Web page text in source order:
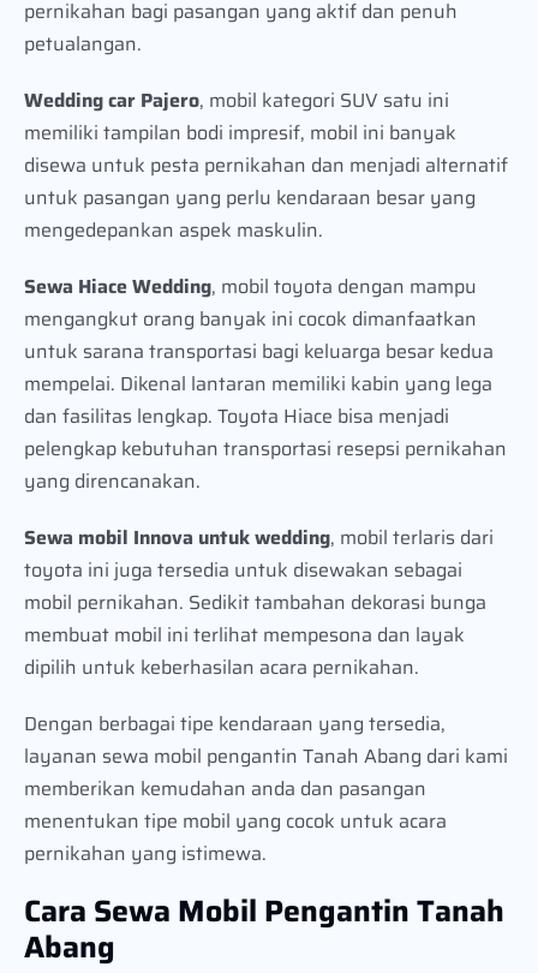
pernikahan bagi pasangan yang aktif dan penuh
petualangan.
Wedding car Pajero, mobil kategori SUV satu ini
memiliki tampilan bodi impresif, mobil ini banyak
disewa untuk pesta pernikahan dan menjadi alternatif
untuk pasangan yang perlu kendaraan besar yang
mengedepankan aspek maskulin.
Sewa Hiace Wedding, mobil toyota dengan mampu
mengangkut orang banyak ini cocok dimanfaatkan
untuk sarana transportasi bagi keluarga besar kedua
mempelai. Dikenal lantaran memiliki kabin yang lega
dan fasilitas lengkap. Toyota Hiace bisa menjadi
pelengkap kebutuhan transportasi resepsi pernikahan
yang direncanakan.
Sewa mobil Innova untuk wedding, mobil terlaris dari
toyota ini juga tersedia untuk disewakan sebagai
mobil pernikahan. Sedikit tambahan dekorasi bunga
membuat mobil ini terlihat mempesona dan layak
dipilih untuk keberhasilan acara pernikahan.
Dengan berbagai tipe kendaraan yang tersedia,
layanan sewa mobil pengantin Tanah Abang dari kami
memberikan kemudahan anda dan pasangan
menentukan tipe mobil yang cocok untuk acara
pernikahan yang istimewa.
Cara Sewa Mobil Pengantin Tanah
Abang